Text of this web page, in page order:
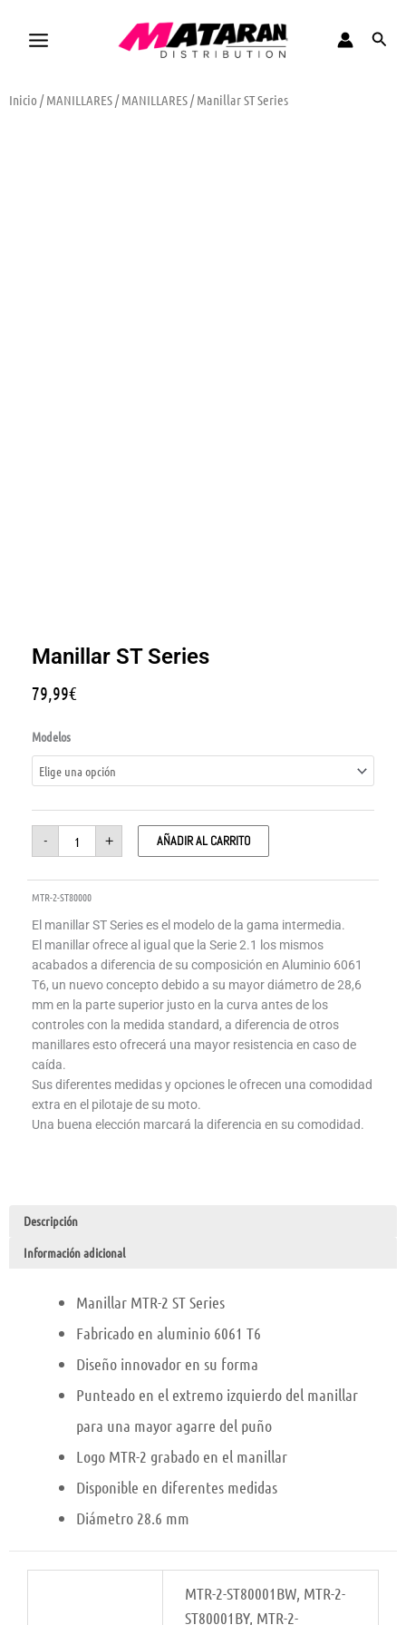
contenido
Inicio /MANILLARES/MANILLARES/ Manillar ST Series
Manillar ST Series
79,99€
Modelos
-
Series
cantidad
+ AÑADIR AL CARRITO
MTR-2-ST80000
El manillar ST Series es el modelo de la gama intermedia.
El manillar ofrece al igual que la Serie 2.1 los mismos
acabados a diferencia de su composición en Aluminio 6061
T6, un nuevo concepto debido a su mayor diámetro de 28,6
mm en la parte superior justo en la curva antes de los
controles con la medida standard, a diferencia de otros
manillares esto ofrecerá una mayor resistencia en caso de
caída.
Sus diferentes medidas y opciones le ofrecen una comodidad
extra en el pilotaje de su moto.
Una buena elección marcará la diferencia en su comodidad.
Descripción
Información adicional
Manillar MTR-2 ST Series
Fabricado en aluminio 6061 T6
Diseño innovador en su forma
Punteado en el extremo izquierdo del manillar
para una mayor agarre del puño
Logo MTR-2 grabado en el manillar
Disponible en diferentes medidas
Diámetro 28.6 mm
MTR-2-ST80001BW, MTR-2-
ST80001BY, MTR-2-